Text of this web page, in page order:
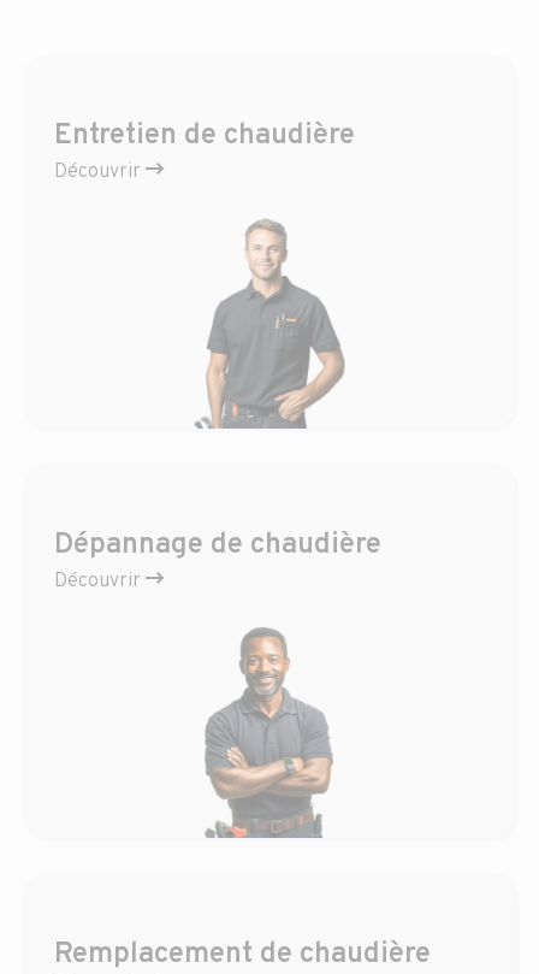
Entretien de chaudière
Découvrir
Dépannage de chaudière
Découvrir
Remplacement de chaudière